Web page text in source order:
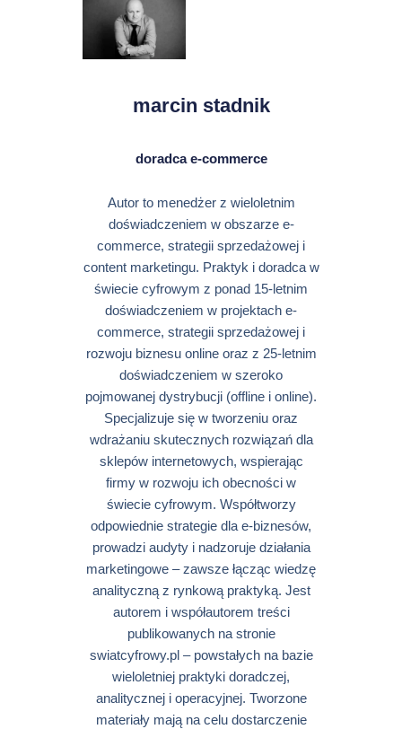
marcin stadnik
doradca e-commerce
Autor to menedżer z wieloletnim
doświadczeniem w obszarze e-
commerce, strategii sprzedażowej i
content marketingu. Praktyk i doradca w
świecie cyfrowym z ponad 15-letnim
doświadczeniem w projektach e-
commerce, strategii sprzedażowej i
rozwoju biznesu online oraz z 25-letnim
doświadczeniem w szeroko
pojmowanej dystrybucji (offline i online).
Specjalizuje się w tworzeniu oraz
wdrażaniu skutecznych rozwiązań dla
sklepów internetowych, wspierając
firmy w rozwoju ich obecności w
świecie cyfrowym. Współtworzy
odpowiednie strategie dla e-biznesów,
prowadzi audyty i nadzoruje działania
marketingowe – zawsze łącząc wiedzę
analityczną z rynkową praktyką. Jest
autorem i współautorem treści
publikowanych na stronie
swiatcyfrowy.pl – powstałych na bazie
wieloletniej praktyki doradczej,
analitycznej i operacyjnej. Tworzone
materiały mają na celu dostarczenie